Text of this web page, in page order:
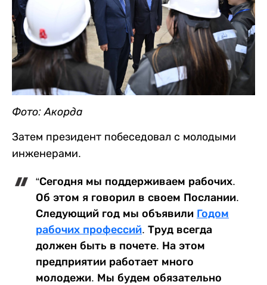
Фото: Акорда
Затем президент побеседовал с молодыми
инженерами.
“Сегодня мы поддерживаем рабочих.
Об этом я говорил в своем Послании.
Следующий год мы объявили Годом
рабочих профессий. Труд всегда
должен быть в почете. На этом
предприятии работает много
молодежи. Мы будем обязательно